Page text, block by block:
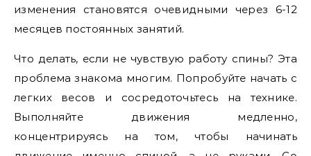
изменения становятся очевидными через 6-12
месяцев постоянных занятий.
Что делать, если не чувствую работу спины? Эта
проблема знакома многим. Попробуйте начать с
легких весов и сосредоточьтесь на технике.
Выполняйте движения медленно,
концентрируясь на том, чтобы начинать